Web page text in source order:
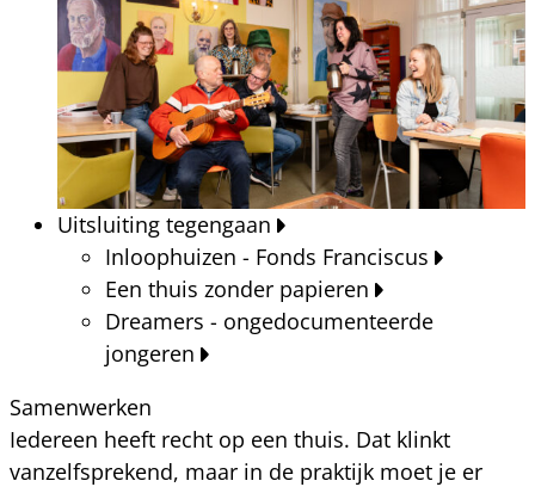
Uitsluiting tegengaan
Inloophuizen - Fonds Franciscus
Een thuis zonder papieren
Dreamers - ongedocumenteerde
jongeren
Samenwerken
Iedereen heeft recht op een thuis. Dat klinkt
vanzelfsprekend, maar in de praktijk moet je er